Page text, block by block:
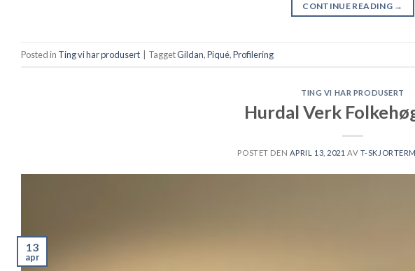
CONTINUE READING →
Posted in Ting vi har produsert TaggetGildan,Piqué,Profilering
TING VI HAR PRODUSERT
Hurdal Verk
POSTET DEN APRIL 13, 2021 AV T-
13
apr